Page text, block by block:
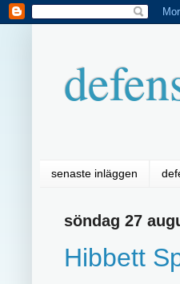
senaste inläggen
söndag 27
Hibbett